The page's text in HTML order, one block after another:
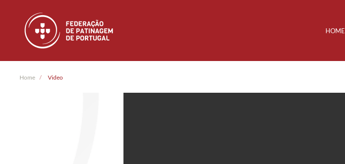
Skip to main content HOME
Home Video